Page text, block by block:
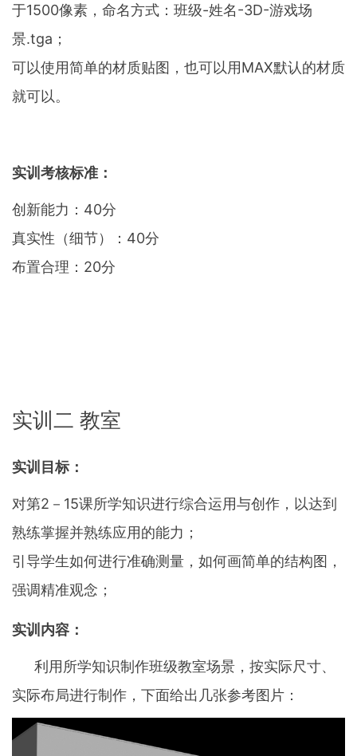
于1500像素，命名方式：班级-姓名-3D-游戏场
景.tga；
可以使用简单的材质贴图，也可以用MAX默认的材质
就可以。
实训考核标准：
创新能力：40分
真实性（细节）：40分
布置合理：20分
实训二 教室
实训目标：
对第2－15课所学知识进行综合运用与创作，以达到
熟练掌握并熟练应用的能力；
引导学生如何进行准确测量，如何画简单的结构图，
强调精准观念；
实训内容：
利用所学知识制作班级教室场景，按实际尺寸、
实际布局进行制作，下面给出几张参考图片：